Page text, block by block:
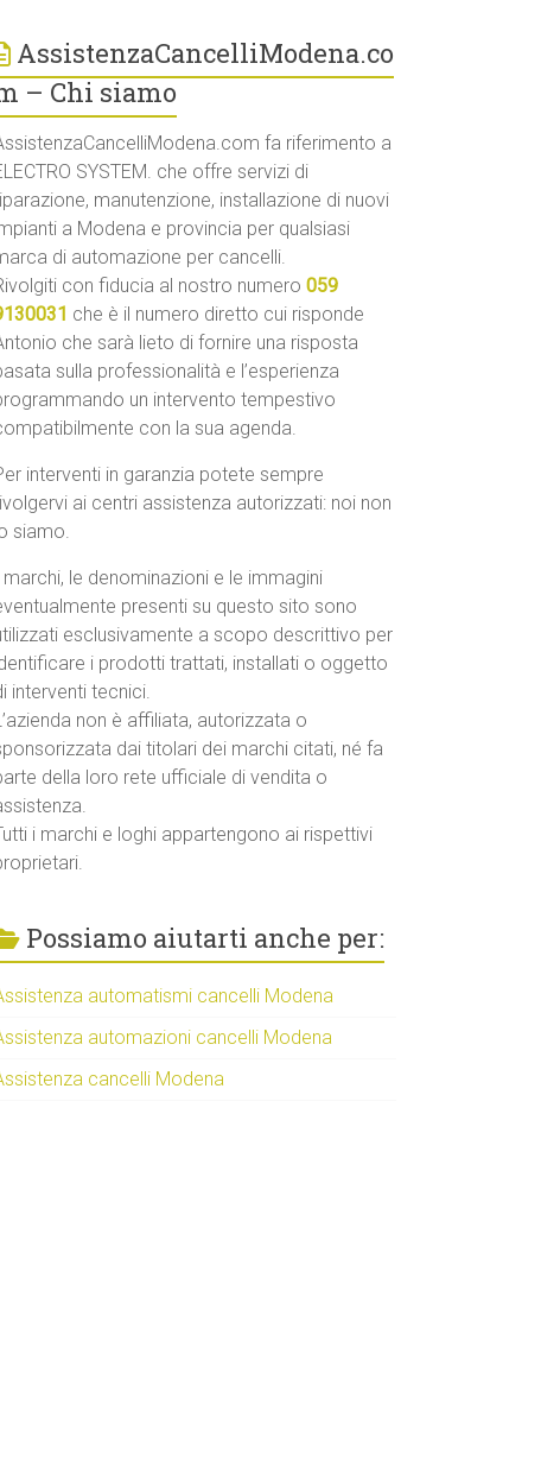
AssistenzaCancelliModena.co
– Chi siamo
fa riferimento a
SYSTEM. che offre servizi di
manutenzione, installazione di nuovi
a Modena e provincia per qualsiasi
di automazione per cancelli.
con fiducia al nostro numero059
che è il numero diretto cui risponde
che sarà lieto di fornire una risposta
sulla professionalità e l’esperienza
un intervento tempestivo
con la sua agenda.
interventi in garanzia potete sempre
ai centri assistenza autorizzati: noi non
siamo.
I marchi, le denominazioni e le immagini
presenti su questo sito sono
esclusivamente a scopo descrittivo per
i prodotti trattati, installati o oggetto
interventi tecnici.
non è affiliata, autorizzata o
dai titolari dei marchi citati, né fa
della loro rete ufficiale di vendita o
i marchi e loghi appartengono ai rispettivi
Possiamo aiutarti anche per:
automatismi cancelli Modena
automazioni cancelli Modena
cancelli Modena